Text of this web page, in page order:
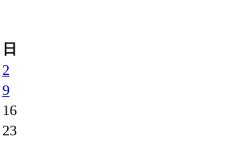
日
2
9
16
23